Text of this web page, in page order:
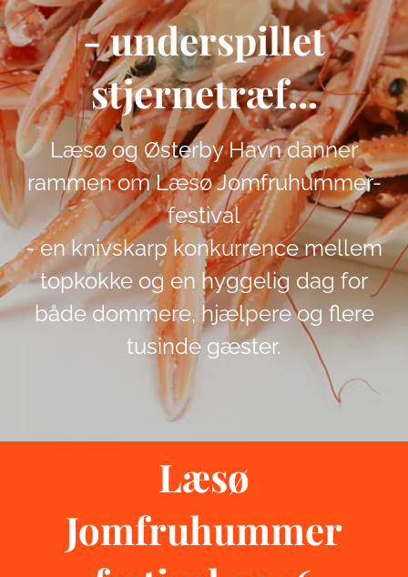
- underspillet
stjernetræf...
Læsø og Østerby Havn danner
rammen om Læsø Jomfruhummer-
festival
- en knivskarp konkurrence mellem
topkokke og en hyggelig dag for
både dommere, hjælpere og flere
tusinde gæster.
Læsø
Jomfruhummer